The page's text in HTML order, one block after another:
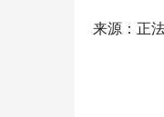
来源：正